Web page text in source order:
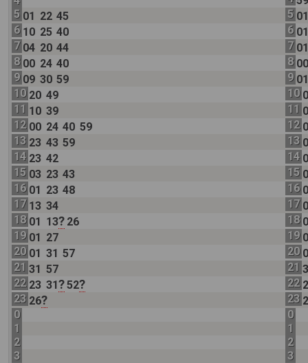
5 01 22 45
6 10 25 40
7 04 20 44
8 00 24 40
9 09 30 59
10 20 49
11 10 39
12 00 24 40 59
13 23 43 59
14 23 42
15 03 23 43
16 01 23 48
17 13 34
18 01 13? 26
19 01 27
20 01 31 57
21 31 57
22 23 31?52?
23 26?
0
1
2
3
5
6
7
8
9
10
11
12
13
14
15
16
17
18
19
20
21
22
23
0
1
2
3